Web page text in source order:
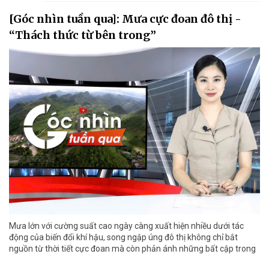
[Góc nhìn tuần qua]: Mưa cực đoan đô thị -
“Thách thức từ bên trong”
Mưa lớn với cường suất cao ngày càng xuất hiện nhiều dưới tác
động của biến đổi khí hậu, song ngập úng đô thị không chỉ bắt
nguồn từ thời tiết cực đoan mà còn phản ánh những bất cập trong